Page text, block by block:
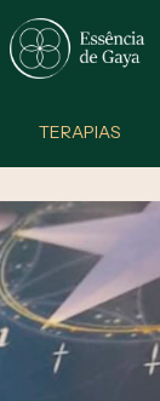
TERAPIAS